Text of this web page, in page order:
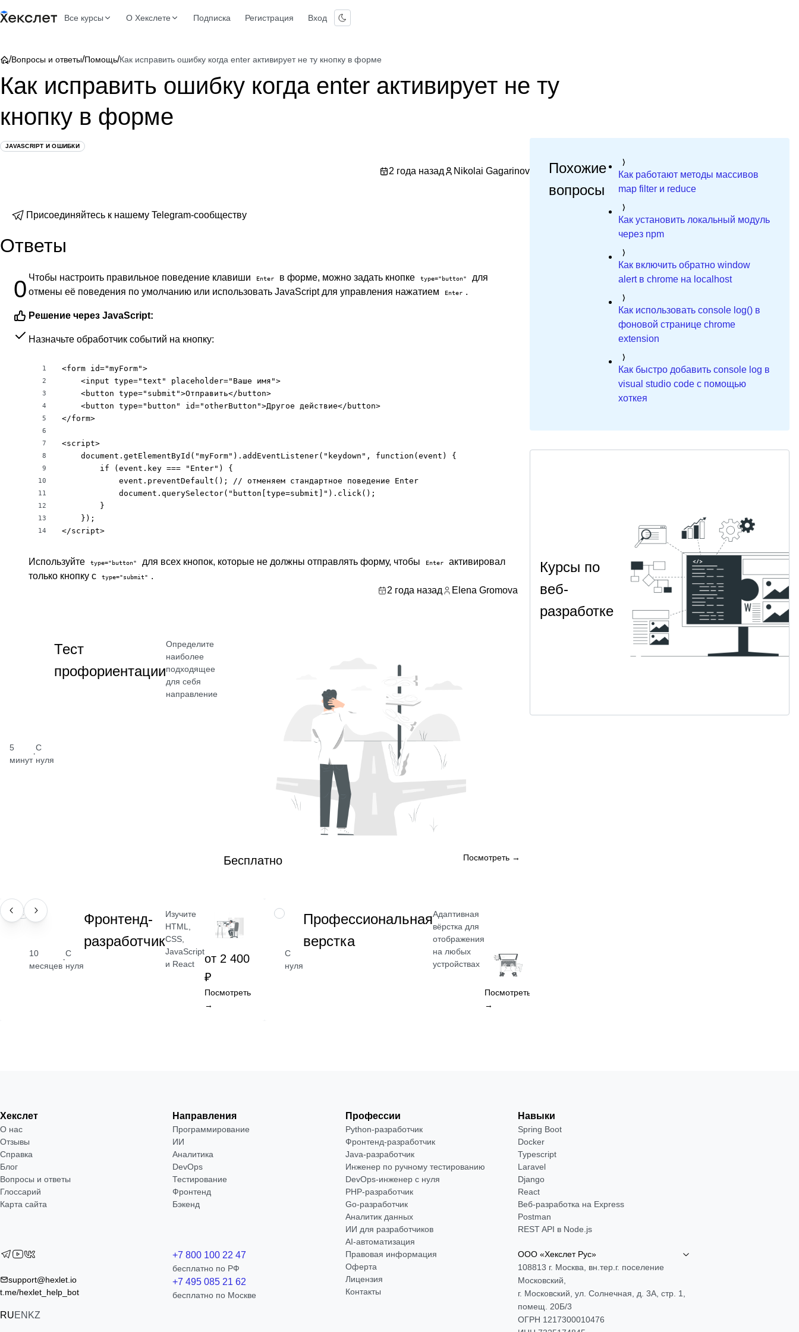
Все курсы О Хекслете Подписка Регистрация Вход
/Вопросы и ответы/Помощь/Как исправить ошибку когда enter активирует не ту кнопку в форме
Как исправить ошибку когда enter активирует не ту
кнопку в форме
JAVASCRIPT И ОШИБКИ
2 года назад Nikolai Gagarinov
Присоединяйтесь к нашему Telegram-сообществу
Ответы
0 Чтобы настроить правильное поведение клавиши Enter в форме, можно задать кнопке type="button"
для
отмены её поведения по умолчанию или использовать JavaScript для управления нажатием
Enter .
Решение через JavaScript:
Назначьте обработчик событий на кнопку:
1
2
3
4
5
6
7
8
9
10
11
12
13
14
<form id="myForm">
    <input type="text" placeholder="Ваше имя">
    <button type="submit">Отправить</button>
    <button type="button" id="otherButton">Другое действие</button>
</form>
<script>
    document.getElementById("myForm").addEventListener("keydown", function(event) {
        if (event.key === "Enter") {
            event.preventDefault(); // отменяем стандартное поведение Enter
            document.querySelector("button[type=submit]").click();
        }
    });
</script>
Используйте type="button" для всех кнопок, которые не должны отправлять форму, чтобы Enter
активировал
только кнопку с
type="submit" .
2 года назад
Elena Gromova
5
минут
·
С
нуля
Тест
профориентации
Определите
наиболее
подходящее
для себя
направление
Бесплатно Посмотреть →
ПРОФЕССИЯ
10
месяцев
·
С
нуля
Фронтенд-
разработчик
Изучите
HTML,
CSS,
JavaScript
и React
от 2 400
₽
Посмотреть
→
НАВЫК
С
нуля
Профессиональная
верстка
Адаптивная
вёрстка для
отображения
на любых
устройствах
Посмотреть
→
Похожие
вопросы
Как работают методы массивов
map filter и reduce
Как установить локальный модуль
через npm
Как включить обратно window
alert в chrome на localhost
Как использовать console log() в
фоновой странице chrome
extension
Как быстро добавить console log в
visual studio code с помощью
хоткея
Курсы по
веб-
разработке
Хекслет
О нас
Отзывы
Справка
Блог
Вопросы и ответы
Глоссарий
Карта сайта
Направления
Программирование
ИИ
Аналитика
DevOps
Тестирование
Фронтенд
Бэкенд
Профессии
Python-разработчик
Фронтенд-разработчик
Java-разработчик
Инженер по ручному тестированию
DevOps-инженер с нуля
РНР-разработчик
Go-разработчик
Аналитик данных
ИИ для разработчиков
AI-автоматизация
Навыки
Spring Boot
Docker
Typescript
Laravel
Django
React
Веб-разработка на Express
Postman
REST API в Node.js
support@hexlet.io
t.me/hexlet_help_bot
RUEN KZ
+7 800 100 22 47
бесплатно по РФ
+7 495 085 21 62
бесплатно по Москве
Правовая информация
Оферта
Лицензия
Контакты
ООО «Хекслет Рус»
108813 г. Москва, вн.тер.г. поселение
Московский,
г. Московский, ул. Солнечная, д. 3А, стр. 1,
помещ. 20Б/3
ОГРН 1217300010476